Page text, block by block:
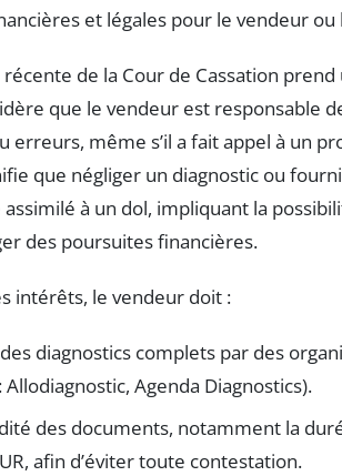
et légales pour le vendeur ou
de la Cour de Cassation
que le vendeur est responsable
erreurs, même s’il a fait appel à un
que négliger un diagnostic ou
à un dol, impliquant la
des poursuites financières.
intérêts, le vendeur doit :
diagnostics complets par des
Allodiagnostic, Agenda Diagnostics).
des documents, notamment la
afin d’éviter toute contestation.